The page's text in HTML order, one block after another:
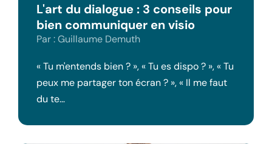
L'art du dialogue : 3 conseils pour
bien communiquer en visio
Par : Guillaume Demuth
« Tu m'entends bien ? », « Tu es dispo ? », « Tu
peux me partager ton écran ? », « Il me faut
du te…